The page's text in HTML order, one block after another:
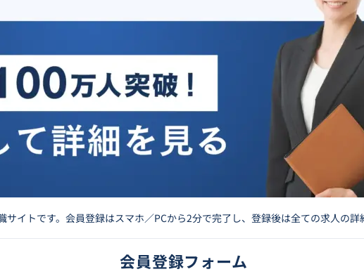
イトです。会員登録はスマホ／PCから2分で完了し、登録後は全ての求人の詳
会員登録フォーム